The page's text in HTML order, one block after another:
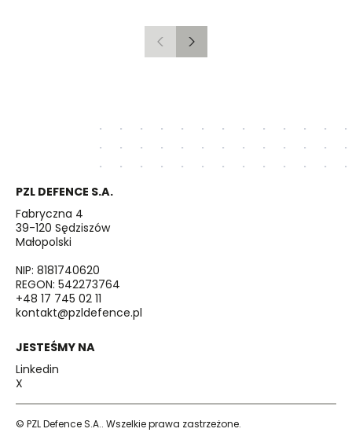
PoprzedniNastępny
PZL DEFENCE S.A.
Fabryczna 4
39-120 Sędziszów
Małopolski
NIP: 8181740620
REGON: 542273764
+48 17 745 02 11
kontakt@pzldefence.pl
JESTEŚMY NA
Linkedin
X
© PZL Defence S.A.. Wszelkie prawa zastrzeżone.